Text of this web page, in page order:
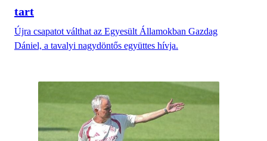
tart
Újra csapatot válthat az Egyesült Államokban Gazdag
Dániel, a tavalyi nagydöntős együttes hívja.